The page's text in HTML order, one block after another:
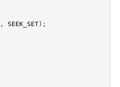
, SEEK_SET);